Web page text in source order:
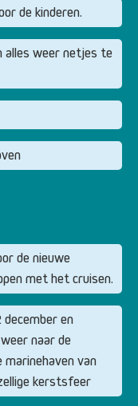
de kinderen.
alles weer netjes te
de nieuwe
met het cruisen.
en
naar de
marinehaven van
kerstsfeer